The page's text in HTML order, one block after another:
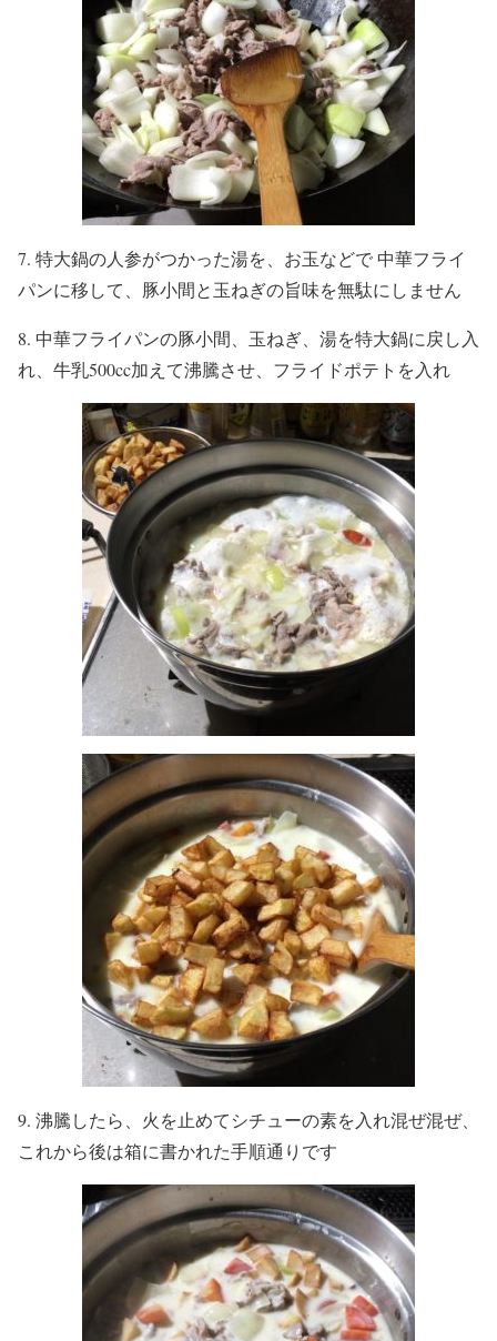
7. 特大鍋の人参がつかった湯を、お玉などで 中華フライ
パンに移して、豚小間と玉ねぎの旨味を無駄にしません
8. 中華フライパンの豚小間、玉ねぎ、湯を特大鍋に戻し入
れ、牛乳500cc加えて沸騰させ、フライドポテトを入れ
9. 沸騰したら、火を止めてシチューの素を入れ混ぜ混ぜ、
これから後は箱に書かれた手順通りです